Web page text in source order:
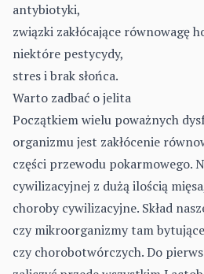
antybiotyki,
związki zakłócające równowagę
niektóre pestycydy,
stres i brak słońca.
Warto zadbać o jelita
Początkiem wielu poważnych
organizmu jest zakłócenie
części przewodu pokarmowego.
cywilizacyjnej z dużą ilością
choroby cywilizacyjne. Skład
czy mikroorganizmy tam
czy chorobotwórczych. Do